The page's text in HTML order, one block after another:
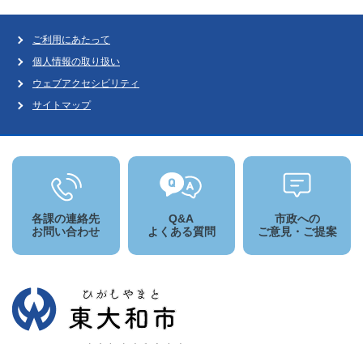
ご利用にあたって
個人情報の取り扱い
ウェブアクセシビリティ
サイトマップ
各課の連絡先
お問い合わせ
Q&A
よくある質問
市政への
ご意見・ご提案